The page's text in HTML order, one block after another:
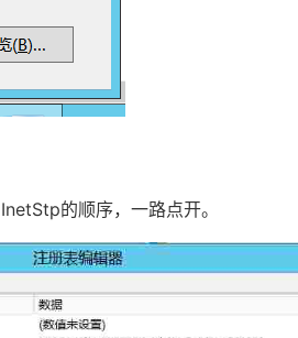
InetStp的顺序，一路点开。